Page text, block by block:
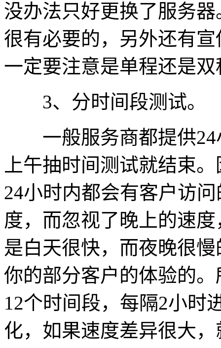
没办法只好更换了服务
很有必要的，另外还有
一定要注意是单程还是
3、分时间段测试。
一般服务商都提供24
上午抽时间测试就结束
24小时内都会有客户访
度，而忽视了晚上的速
是白天很快，而夜晚很
你的部分客户的体验的
12个时间段，每隔2小时
化，如果速度差异很大